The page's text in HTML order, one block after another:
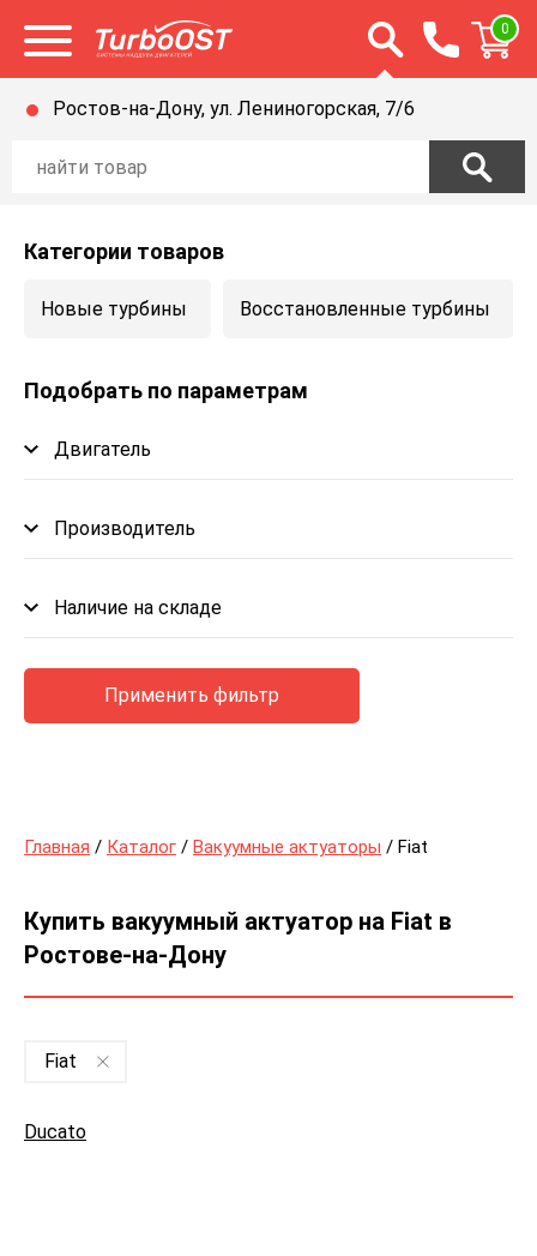
Открыть меню Открыть строку
0
Ростов-на-Дону, ул. Лениногорская, 7/6
Категории товаров
Новые турбины Восстановленные турбины
Подобрать по параметрам
Двигатель
Производитель
Наличие на складе
Применить фильтр
Главная / Каталог / Вакуумные актуаторы / Fiat
Купить вакуумный актуатор на Fiat в
Ростове-на-Дону
Fiat
Ducato